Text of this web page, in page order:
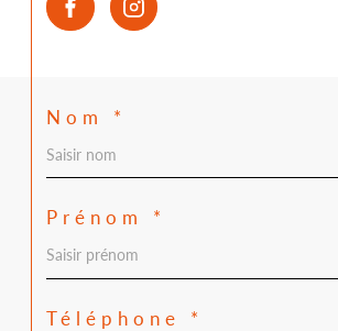
Nom *
Prénom *
Téléphone *